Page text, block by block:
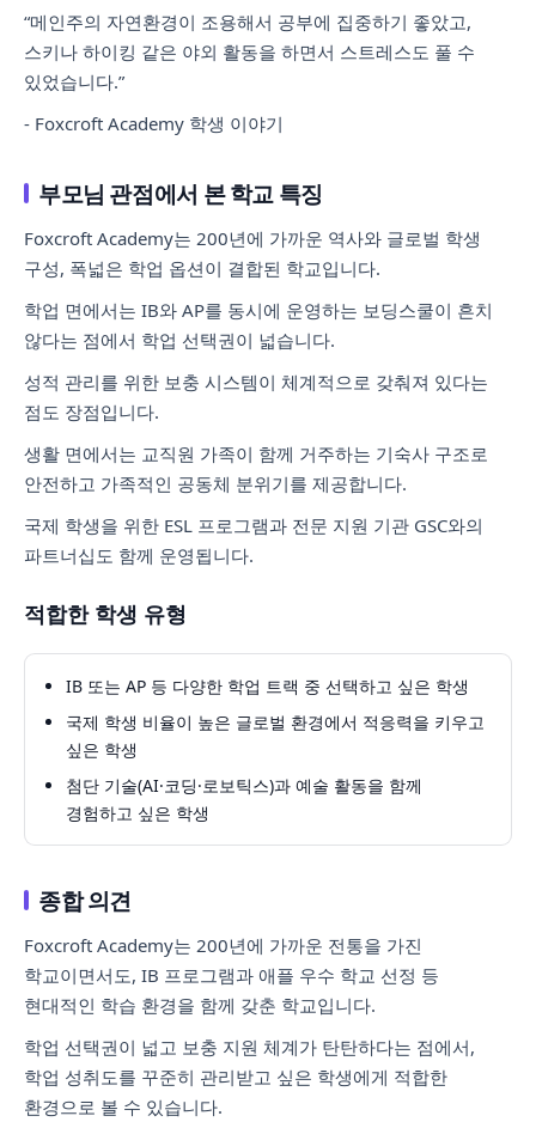
“메인주의 자연환경이 조용해서 공부에 집중하기 좋았고,
스키나 하이킹 같은 야외 활동을 하면서 스트레스도 풀 수
있었습니다.”
- Foxcroft Academy 학생 이야기
부모님 관점에서 본 학교 특징
Foxcroft Academy는 200년에 가까운 역사와 글로벌 학생
구성, 폭넓은 학업 옵션이 결합된 학교입니다.
학업 면에서는 IB와 AP를 동시에 운영하는 보딩스쿨이 흔치
않다는 점에서 학업 선택권이 넓습니다.
성적 관리를 위한 보충 시스템이 체계적으로 갖춰져 있다는
점도 장점입니다.
생활 면에서는 교직원 가족이 함께 거주하는 기숙사 구조로
안전하고 가족적인 공동체 분위기를 제공합니다.
국제 학생을 위한 ESL 프로그램과 전문 지원 기관 GSC와의
파트너십도 함께 운영됩니다.
적합한 학생 유형
IB 또는 AP 등 다양한 학업 트랙 중 선택하고 싶은 학생
국제 학생 비율이 높은 글로벌 환경에서 적응력을 키우고
싶은 학생
첨단 기술(AI·코딩·로보틱스)과 예술 활동을 함께
경험하고 싶은 학생
종합 의견
Foxcroft Academy는 200년에 가까운 전통을 가진
학교이면서도, IB 프로그램과 애플 우수 학교 선정 등
현대적인 학습 환경을 함께 갖춘 학교입니다.
학업 선택권이 넓고 보충 지원 체계가 탄탄하다는 점에서,
학업 성취도를 꾸준히 관리받고 싶은 학생에게 적합한
환경으로 볼 수 있습니다.